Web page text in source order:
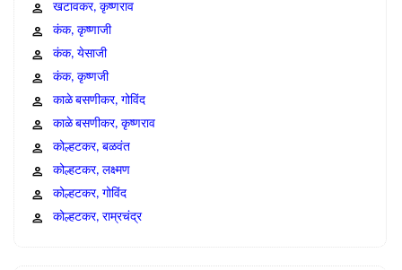
खटावकर, कृष्णराव
कंक, कृष्णाजी
कंक, येसाजी
कंक, कृष्णजी
काळे बसणीकर, गोविंद
काळे बसणीकर, कृष्णराव
कोल्हटकर, बळवंत
कोल्हटकर, लक्ष्मण
कोल्हटकर, गोविंद
कोल्हटकर, राम्रचंद्र